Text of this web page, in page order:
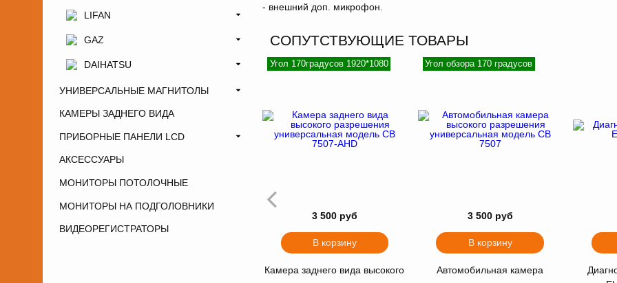
- внешний доп. микрофон.
СОПУТСТВУЮЩИЕ ТОВАРЫ
Угол 170градусов 1920*1080
3 500 руб
В корзину
Камера заднего вида высокого
Угол обзора 170 градусов
3 500 руб
В корзину
Автомобильная камера
LIFAN
GAZ
DAIHATSU
УНИВЕРСАЛЬНЫЕ МАГНИТОЛЫ
КАМЕРЫ ЗАДНЕГО ВИДА
ПРИБОРНЫЕ ПАНЕЛИ LCD
АКСЕССУАРЫ
МОНИТОРЫ ПОТОЛОЧНЫЕ
МОНИТОРЫ НА ПОДГОЛОВНИКИ
ВИДЕОРЕГИСТРАТОРЫ